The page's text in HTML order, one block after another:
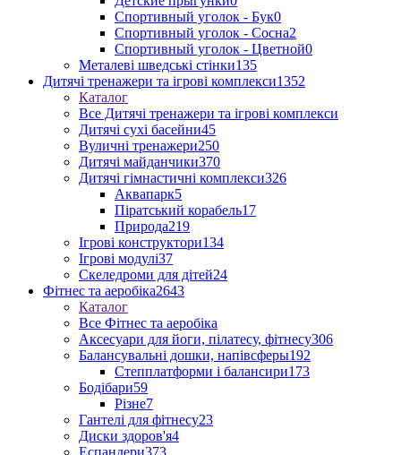
Спортивный уголок - Бук0
Спортивный уголок - Сосна2
Спортивный уголок - Цветной0
Металеві шведські стінки135
Дитячі тренажери та ігрові комплекси1352
Каталог
Все Дитячі тренажери та ігрові комплекси
Дитячі сухі басейни45
Вуличні тренажери250
Дитячі майданчики370
Дитячі гімнастичні комплекси326
Аквапарк5
Піратський корабель17
Природа219
Ігрові конструктори134
Ігрові модулі37
Скеледроми для дітей24
Фітнес та аеробіка2643
Каталог
Все Фітнес та аеробіка
Аксесуари для йоги, пілатесу, фітнесу306
Балансувальні дошки, напівсферы192
Степплатформи і балансири173
Бодібари59
Різне7
Гантелі для фітнесу23
Диски здоров'я4
Еспандери373